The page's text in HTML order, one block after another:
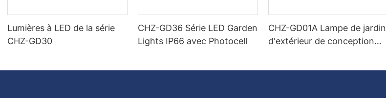
Lumières à LED de la série
CHZ-GD30
CHZ-GD36 Série LED Garden
Lights IP66 avec Photocell
CHZ-GD01A Lampe de jardin
d'extérieur de conception